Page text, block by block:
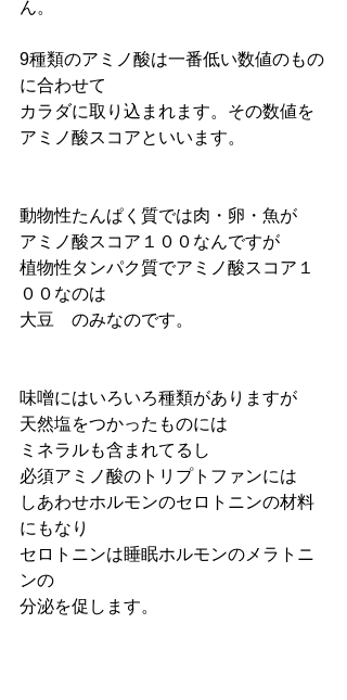
ん。
9種類のアミノ酸は一番低い数値のもの
に合わせて
カラダに取り込まれます。その数値を
アミノ酸スコアといいます。
動物性たんぱく質では肉・卵・魚が
アミノ酸スコア１００なんですが
植物性タンパク質でアミノ酸スコア１
００なのは
大豆　のみなのです。
味噌にはいろいろ種類がありますが
天然塩をつかったものには
ミネラルも含まれてるし
必須アミノ酸のトリプトファンには
しあわせホルモンのセロトニンの材料
にもなり
セロトニンは睡眠ホルモンのメラトニ
ンの
分泌を促します。